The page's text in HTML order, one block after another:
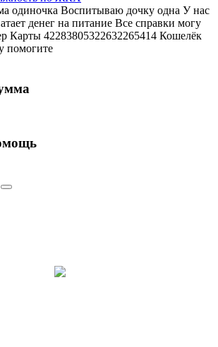
одиночка Воспитываю дочку одна У нас
денег на питание Все справки могу
Карты 42283805322632265414 Кошелёк
помогите